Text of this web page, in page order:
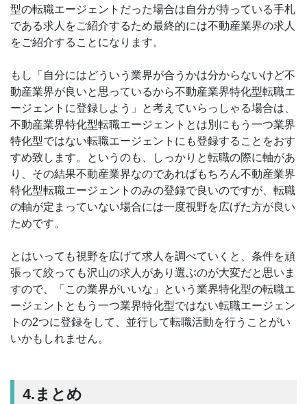
型の転職エージェントだった場合は自分が持っている手札
である求人をご紹介するため最終的には不動産業界の求人
をご紹介することになります。
もし「自分にはどういう業界が合うかは分からないけど不
動産業界が良いと思っているから不動産業界特化型転職エ
ージェントに登録しよう」と考えていらっしゃる場合は、
不動産業界特化型転職エージェントとは別にもう一つ業界
特化型ではない転職エージェントにも登録することをおす
すめ致します。というのも、しっかりと転職の際に軸があ
り、その結果不動産業界なのであればもちろん不動産業界
特化型転職エージェントのみの登録で良いのですが、転職
の軸が定まっていない場合には一度視野を広げた方が良い
ためです。
とはいっても視野を広げて求人を調べていくと、条件を頑
張って絞っても沢山の求人があり選ぶのが大変だと思いま
すので、「この業界がいいな」という業界特化型の転職エ
ージェントともう一つ業界特化型ではない転職エージェン
トの2つに登録をして、並行して転職活動を行うことがい
いかもしれません。
4.まとめ